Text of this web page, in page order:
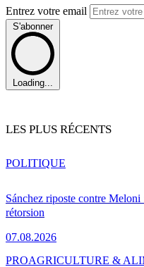
Entrez votre email
S'abonner
Loading...
LES PLUS RÉCENTS
Sánchez riposte contre Meloni
rétorsion
07.08.2026
POLITIQUE
PROAGRICULTURE &